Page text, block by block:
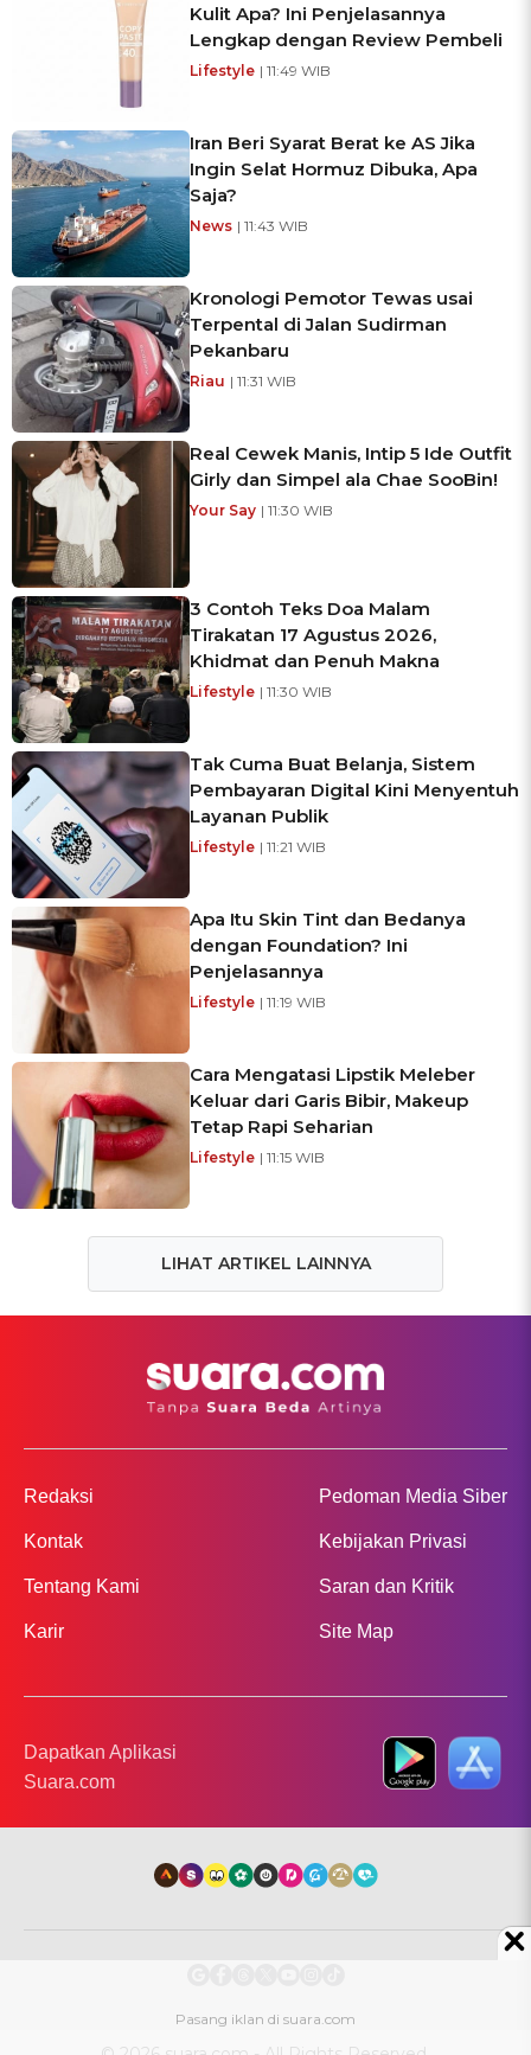
Kulit Apa? Ini Penjelasannya
Lengkap dengan Review Pembeli
Lifestyle | 11:49 WIB
Iran Beri Syarat Berat ke AS Jika
Ingin Selat Hormuz Dibuka, Apa
Saja?
News | 11:43 WIB
Kronologi Pemotor Tewas usai
Terpental di Jalan Sudirman
Pekanbaru
Riau | 11:31 WIB
Real Cewek Manis, Intip 5 Ide Outfit
Girly dan Simpel ala Chae SooBin!
Your Say | 11:30 WIB
3 Contoh Teks Doa Malam
Tirakatan 17 Agustus 2026,
Khidmat dan Penuh Makna
Lifestyle | 11:30 WIB
Tak Cuma Buat Belanja, Sistem
Pembayaran Digital Kini Menyentuh
Layanan Publik
Lifestyle | 11:21 WIB
Apa Itu Skin Tint dan Bedanya
dengan Foundation? Ini
Penjelasannya
Lifestyle | 11:19 WIB
Cara Mengatasi Lipstik Meleber
Keluar dari Garis Bibir, Makeup
Tetap Rapi Seharian
Lifestyle | 11:15 WIB
LIHAT ARTIKEL LAINNYA
Redaksi
Kontak
Tentang Kami
Karir
Pedoman Media Siber
Kebijakan Privasi
Saran dan Kritik
Site Map
Dapatkan Aplikasi
Suara.com